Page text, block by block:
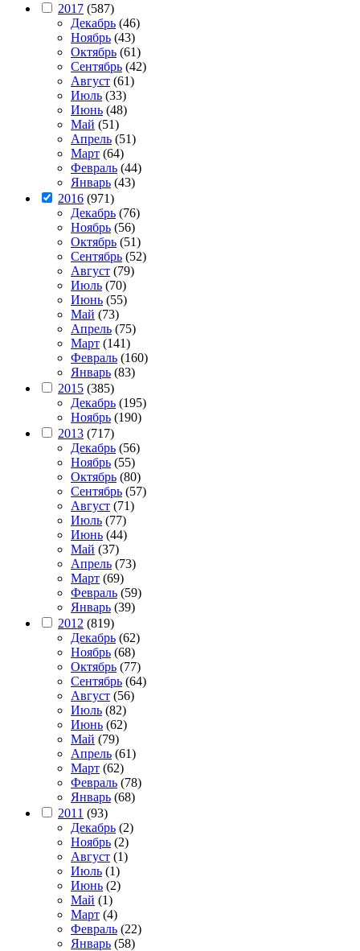
2017 (587)
Декабрь (46)
Ноябрь (43)
Октябрь (61)
Сентябрь (42)
Август (61)
Июль (33)
Июнь (48)
Май (51)
Апрель (51)
Март (64)
Февраль (44)
Январь (43)
2016 (971)
Декабрь (76)
Ноябрь (56)
Октябрь (51)
Сентябрь (52)
Август (79)
Июль (70)
Июнь (55)
Май (73)
Апрель (75)
Март (141)
Февраль (160)
Январь (83)
2015 (385)
Декабрь (195)
Ноябрь (190)
2013 (717)
Декабрь (56)
Ноябрь (55)
Октябрь (80)
Сентябрь (57)
Август (71)
Июль (77)
Июнь (44)
Май (37)
Апрель (73)
Март (69)
Февраль (59)
Январь (39)
2012 (819)
Декабрь (62)
Ноябрь (68)
Октябрь (77)
Сентябрь (64)
Август (56)
Июль (82)
Июнь (62)
Май (79)
Апрель (61)
Март (62)
Февраль (78)
Январь (68)
2011 (93)
Декабрь (2)
Ноябрь (2)
Август (1)
Июль (1)
Июнь (2)
Май (1)
Март (4)
Февраль (22)
Январь (58)